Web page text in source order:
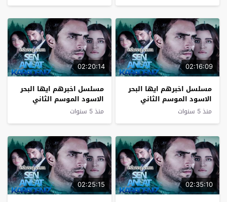
02:16:09
مسلسل اخبرهم ايها البحر
الاسود الموسم الثاني
الحلقة 13
منذ 5 سنوات
02:20:14
مسلسل اخبرهم ايها البحر
الاسود الموسم الثاني
الحلقة 12
منذ 5 سنوات
02:35:10
02:25:15